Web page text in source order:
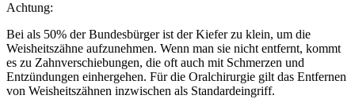
Achtung:
Bei als 50% der Bundesbürger ist der Kiefer zu klein, um die
Weisheitszähne aufzunehmen. Wenn man sie nicht entfernt, kommt
es zu Zahnverschiebungen, die oft auch mit Schmerzen und
Entzündungen einhergehen. Für die Oralchirurgie gilt das Entfernen
von Weisheitszähnen inzwischen als Standardeingriff.